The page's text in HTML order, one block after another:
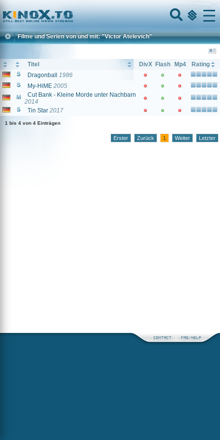
Home
Menu
Filme und Serien von und mit: "Victor Atelevich"
Titel DivX Flash Mp4
Rating
Dragonball
1986
My-HiME 2005
Cut Bank - Kleine Morde unter Nachbarn
2014
Tin Star 2017
1 bis 4 von 4 Einträgen
Erster Zurück 1 Weiter Letzter